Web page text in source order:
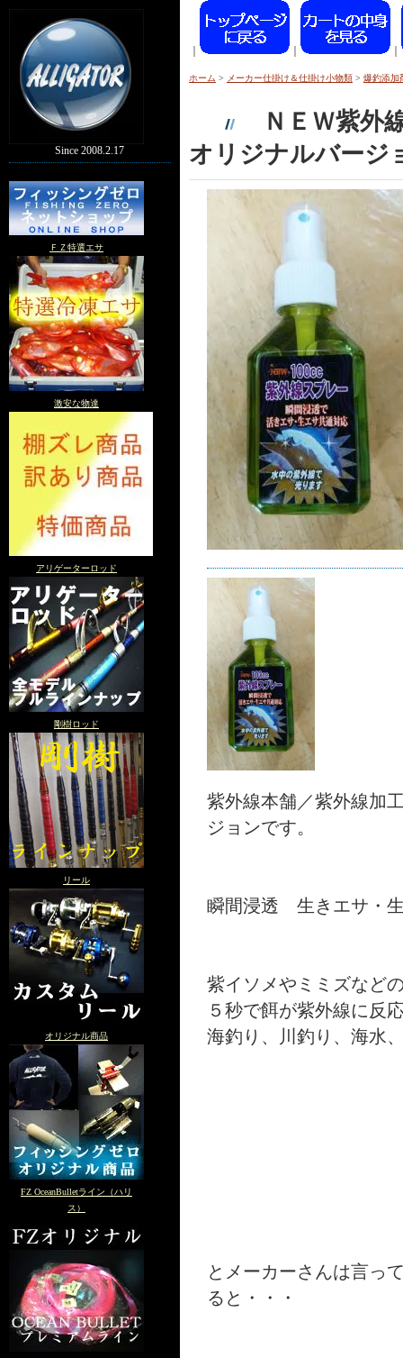
Since 2008.2.17
ＦＺ特選エサ
激安な物達
アリゲーターロッド
剛樹ロッド
リール
オリジナル商品
FZ OceanBulletライン（ハリ
ス）
ホーム > メーカー仕掛け＆仕掛け小物類 > 爆釣添加
ＮＥＷ紫
オリジナルバージ
紫外線本舗／紫外線加
ジョンです。
瞬間浸透 生きエサ・
紫イソメやミミズなど
５秒で餌が紫外線に反
海釣り、川釣り、海水
とメーカーさんは言っ
ると・・・